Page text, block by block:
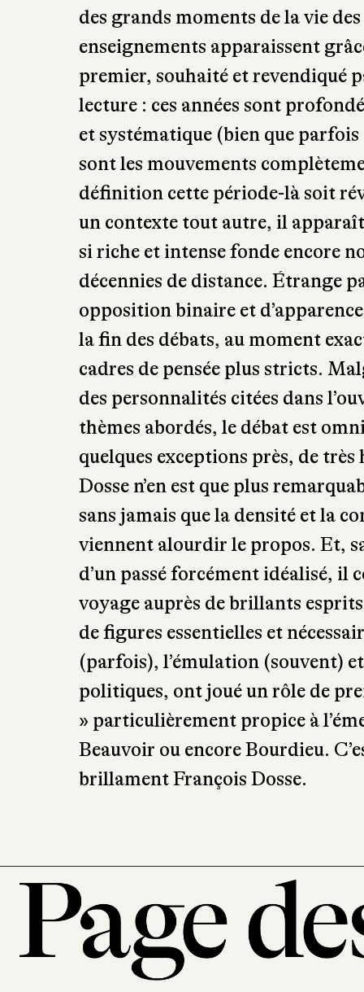
des grands moments de la vie
enseignements apparaissent
premier, souhaité et revendiqué
lecture : ces années sont
et systématique (bien que
sont les mouvements
définition cette période-là soit
un contexte tout autre, il
si riche et intense fonde encore
décennies de distance. Étrange
opposition binaire et
la fin des débats, au moment
cadres de pensée plus stricts.
des personnalités citées dans
thèmes abordés, le débat est
quelques exceptions près, de
Dosse n’en est que plus
sans jamais que la densité et la
viennent alourdir le propos. Et,
d’un passé forcément idéalisé, il
voyage auprès de brillants
de figures essentielles et
(parfois), l’émulation (souvent)
politiques, ont joué un rôle de
» particulièrement propice à
Beauvoir ou encore Bourdieu.
brillament François Dosse.